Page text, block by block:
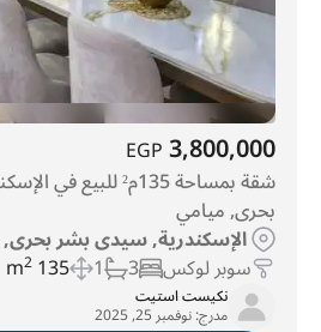
3,800,000
EGP
شقة بمساحة 135م²
بحرى, ميامي
الإسكندرية, سيدى بشر
سوبر لوكس 3
1
135 m
2
نكيست استيت
مدرج:نوفمبر 25, 2025